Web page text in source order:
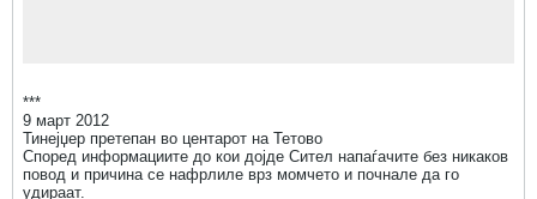
***
9 март 2012
Тинејџер претепан во центарот на Тетово
Според информациите до кои дојде Сител напаѓачите без никаков
повод и причина се нафрлиле врз момчето и почнале да го
удираат.